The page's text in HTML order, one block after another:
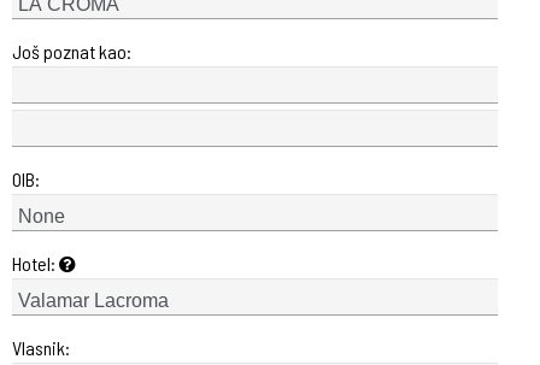
Još poznat kao:
OIB:
Hotel:
Vlasnik: